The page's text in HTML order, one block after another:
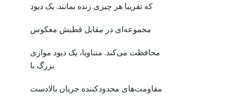
که تقریبا هر چیزی زنده بمانند. یک دیود
مجموعه‌ای در مقابل قطبش معکوس
محافظت می‌کند. متناوبا، یک دیود موازی
بزرگ با
مقاومت‌های محدودکننده جریان بالادست